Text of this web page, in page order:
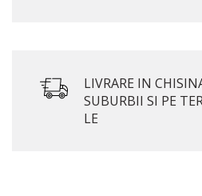
LIVRARE IN
SUBURBII SI PE
LE